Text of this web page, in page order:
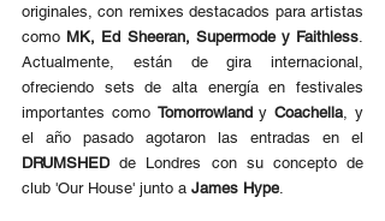
originales, con remixes destacados para artistas
como MK, Ed Sheeran, Supermode y Faithless
Actualmente, están de gira internacional,
ofreciendo sets de alta energía en festivales
importantes como Tomorrowland y Coachella , y
DRUMSHED de Londres con su concepto de
club 'Our House' junto a James Hype